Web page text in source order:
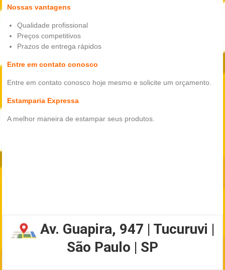
Nossas vantagens
Qualidade profissional
Preços competitivos
Prazos de entrega rápidos
Entre em contato conosco
Entre em contato conosco hoje mesmo e solicite um orçamento.
Estamparia Expressa
A melhor maneira de estampar seus produtos.
Av. Guapira, 947 | Tucuruvi |
São Paulo | SP